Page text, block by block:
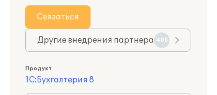
Связаться
Другие внедрения партнера 408
Продукт
1С:Бухгалтерия 8